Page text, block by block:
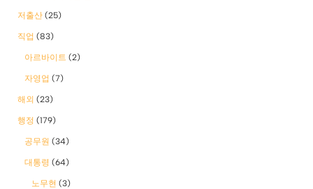
저출산 (25)
직업 (83)
아르바이트 (2)
자영업 (7)
해외 (23)
행정 (179)
공무원 (34)
대통령 (64)
노무현 (3)